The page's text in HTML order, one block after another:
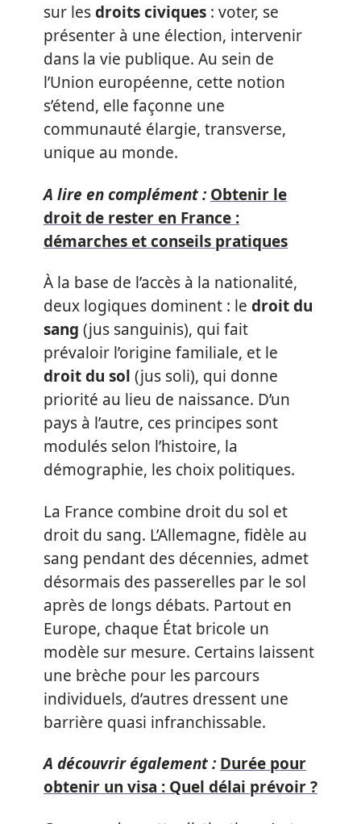
sur lesdroits civiques : voter, se
présenter à une élection, intervenir
dans la vie publique. Au sein de
l’Union européenne, cette notion
s’étend, elle façonne une
communauté élargie, transverse,
unique au monde.
A lire en complément : Obtenir le
droit de rester en France :
démarches et conseils pratiques
À la base de l’accès à la nationalité,
deux logiques dominent : le droit du
sang (jus sanguinis), qui fait
prévaloir l’origine familiale, et le
droit du sol (jus soli), qui donne
priorité au lieu de naissance. D’un
pays à l’autre, ces principes sont
modulés selon l’histoire, la
démographie, les choix politiques.
La France combine droit du sol et
droit du sang. L’Allemagne, fidèle au
sang pendant des décennies, admet
désormais des passerelles par le sol
après de longs débats. Partout en
Europe, chaque État bricole un
modèle sur mesure. Certains laissent
une brèche pour les parcours
individuels, d’autres dressent une
barrière quasi infranchissable.
A découvrir également : Durée pour
obtenir un visa : Quel délai prévoir ?